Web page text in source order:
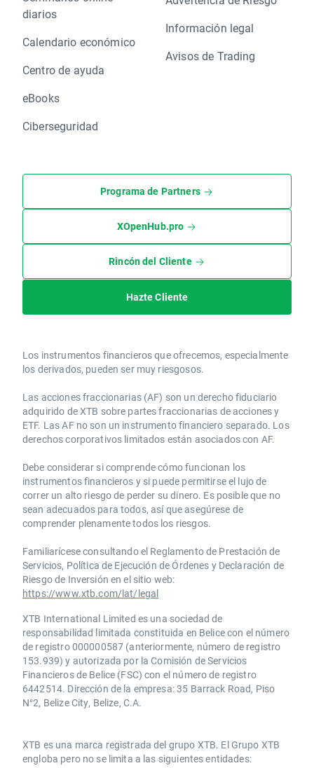
diarios
Calendario económico
Centro de ayuda
eBooks
Ciberseguridad
Información legal
Avisos de Trading
Programa de Partners
XOpenHub.pro
Rincón del Cliente
Hazte Cliente
Los instrumentos financieros que ofrecemos, especialmente
los derivados, pueden ser muy riesgosos.
Las acciones fraccionarias (AF) son un derecho fiduciario
adquirido de XTB sobre partes fraccionarias de acciones y
ETF. Las AF no son un instrumento financiero separado. Los
derechos corporativos limitados están asociados con AF.
Debe considerar si comprende cómo funcionan los
instrumentos financieros y si puede permitirse el lujo de
correr un alto riesgo de perder su dinero. Es posible que no
sean adecuados para todos, así que asegúrese de
comprender plenamente todos los riesgos.
Familiarícese consultando el Reglamento de Prestación de
Servicios, Política de Ejecución de Órdenes y Declaración de
Riesgo de Inversión en el sitio web:
https://www.xtb.com/lat/legal
XTB International Limited es una sociedad de
responsabilidad limitada constituida en Belice con el número
de registro 000000587 (anteriormente, número de registro
153.939) y autorizada por la Comisión de Servicios
Financieros de Belice (FSC) con el número de registro
6442514. Dirección de la empresa: 35 Barrack Road, Piso
N°2, Belize City, Belize, C.A.
​​XTB es una marca registrada del grupo XTB. El Grupo XTB
engloba pero no se limita a las siguientes entidades: